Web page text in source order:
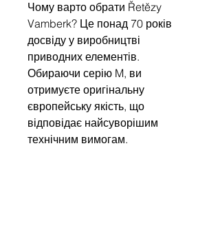
Чому варто обрати Řetězy
Vamberk? Це понад 70 років
досвіду у виробництві
приводних елементів.
Обираючи серію M, ви
отримуєте оригінальну
європейську якість, що
відповідає найсуворішим
технічним вимогам.